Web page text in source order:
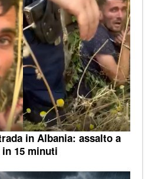
in Albania: assalto a
15 minuti